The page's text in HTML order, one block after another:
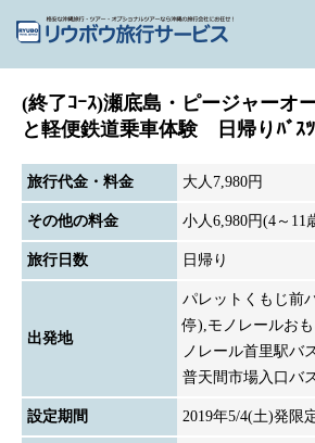
(終了ｺｰｽ)瀬底島・ピージャーオ
と軽便鉄道乗車体験 日帰りﾊﾞｽﾂ
旅行代金・料金 大人7,980円
その他の料金 小人6,980円(4～11
旅行日数 日帰り
出発地
パレットくもじ前
停),モノレールお
ノレール首里駅バ
普天間市場入口バ
設定期間 2019年5/4(土)発限